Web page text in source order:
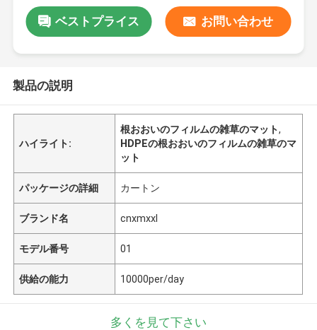
ベストプライス お問い合わせ
製品の説明
ハイライト:
根おおいのフィルムの雑草のマット,
HDPEの根おおいのフィルムの雑草のマ
ット
パッケージの詳細 カートン
ブランド名 cnxmxxl
モデル番号 01
供給の能力 10000per/day
多くを見て下さい